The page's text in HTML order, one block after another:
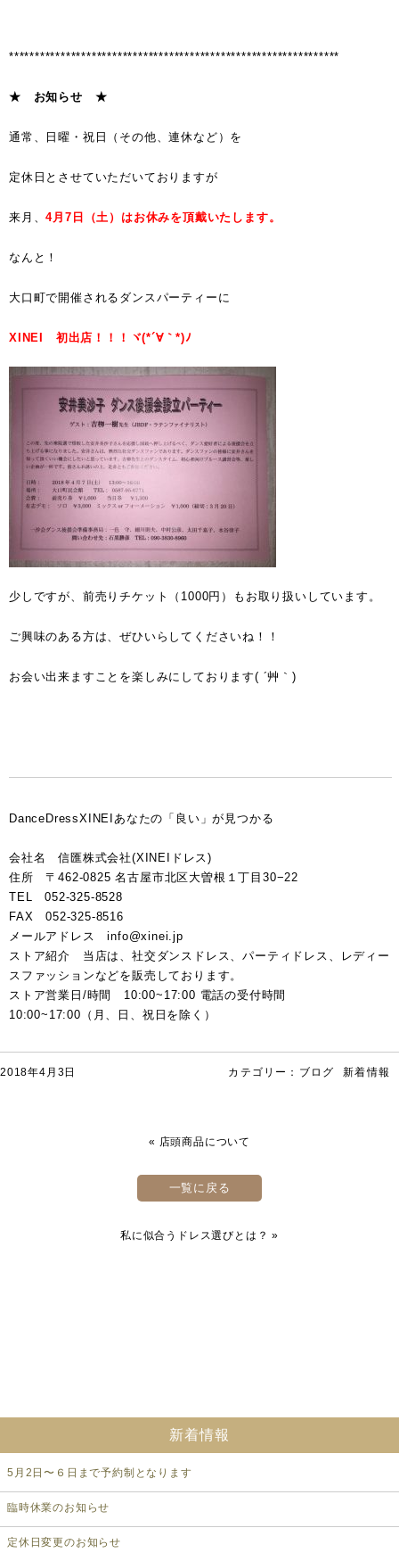
****************************************************************
★ お知らせ ★
通常、日曜・祝日（その他、連休など）を
定休日とさせていただいておりますが
来月、4月7日（土）はお休みを頂戴いたします。
なんと！
大口町で開催されるダンスパーティーに
XINEI 初出店！！！ヾ(*´∀｀*)ﾉ
少しですが、前売りチケット（1000円）もお取り扱いしています。
ご興味のある方は、ぜひいらしてくださいね！！
お会い出来ますことを楽しみにしております( ´艸｀)
DanceDressXINEIあなたの「良い」が見つかる
会社名 信匯株式会社(XINEIドレス)
住所 〒462-0825 名古屋市北区大曽根１丁目30−22
TEL 052-325-8528
FAX 052-325-8516
メールアドレス info@xinei.jp
ストア紹介 当店は、社交ダンスドレス、パーティドレス、レディー
スファッションなどを販売しております。
ストア営業日/時間 10:00~17:00 電話の受付時間
10:00~17:00（月、日、祝日を除く）
カテゴリー： ブログ 新着情報
2018年4月3日
« 店頭商品について
一覧に戻る
私に似合うドレス選びとは？ »
新着情報
5月2日〜６日まで予約制となります
臨時休業のお知らせ
定休日変更のお知らせ